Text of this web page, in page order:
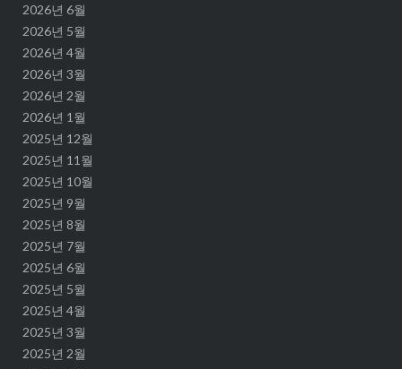
2026년 6월
2026년 5월
2026년 4월
2026년 3월
2026년 2월
2026년 1월
2025년 12월
2025년 11월
2025년 10월
2025년 9월
2025년 8월
2025년 7월
2025년 6월
2025년 5월
2025년 4월
2025년 3월
2025년 2월